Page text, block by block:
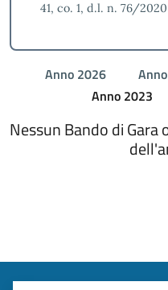
41, co. 1, d.l. n. 76/2020
Anno 2026
Anno 2023
Nessun Bando di